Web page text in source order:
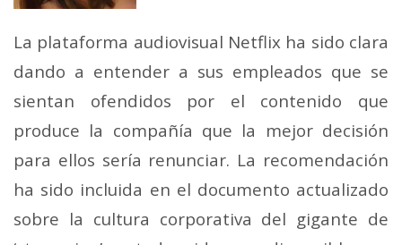
La plataforma audiovisual Netflix ha sido clara
dando a entender a sus empleados que se
sientan ofendidos por el contenido que
produce la compañía que la mejor decisión
para ellos sería renunciar. La recomendación
ha sido incluida en el documento actualizado
sobre la cultura corporativa del gigante de